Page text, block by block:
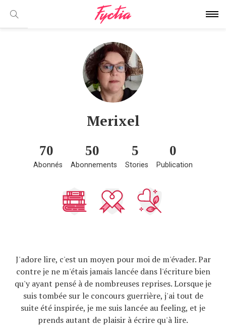
Merixel
70
Abonnés
50
Abonnements
5
Stories
0
Publication
J'adore lire, c'est un moyen pour moi de m'évader. Par
contre je ne m'étais jamais lancée dans l'écriture bien
qu'y ayant pensé à de nombreuses reprises. Lorsque je
suis tombée sur le concours guerrière, j'ai tout de
suite été inspirée, je me suis lancée au feeling, et je
prends autant de plaisir à écrire qu'à lire.